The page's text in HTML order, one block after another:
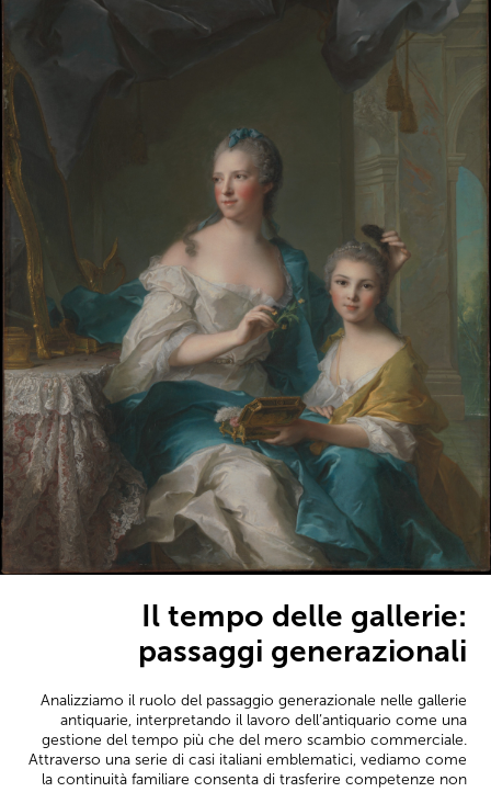
Il tempo delle gallerie:
passaggi generazionali
Analizziamo il ruolo del passaggio generazionale nelle gallerie
antiquarie, interpretando il lavoro dell’antiquario come una
gestione del tempo più che del mero scambio commerciale.
Attraverso una serie di casi italiani emblematici, vediamo come
la continuità familiare consenta di trasferire competenze non